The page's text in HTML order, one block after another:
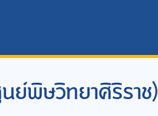
ย์พิษวิทยาศิริราช)